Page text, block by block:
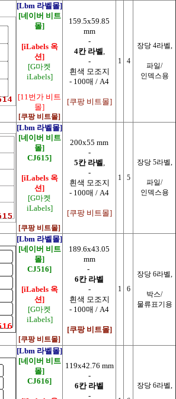
[Lbm 라벨몰]
[네이버 비트
몰]
[iLabels 옥
션]
[G마켓
iLabels]
[11번가 비트
몰]
[쿠팡 비트몰]
159.5x59.85
mm
-
4칸 라벨
-
흰색 모조지
- 100매 / A4
[쿠팡 비트몰]
1 4
장당 4라벨,
파일/
인덱스용
[Lbm 라벨몰]
[네이버 비트
몰]
CJ615]
[iLabels 옥
션]
[G마켓
iLabels]
[쿠팡 비트몰]
200x55 mm
-
5칸 라벨
-
흰색 모조지
- 100매 / A4
[쿠팡 비트몰]
1 5
장당 5라벨,
파일/
인덱스용
[Lbm 라벨몰]
[네이버 비트
몰]
CJ516]
[iLabels 옥
션]
[G마켓
iLabels]
[쿠팡 비트몰]
189.6x43.05
mm
-
6칸 라벨
-
흰색 모조지
- 100매 / A4
[쿠팡 비트몰]
1 6
장당 6라벨,
박스/
물류표기용
[Lbm 라벨몰]
[네이버 비트
몰]
CJ616]
119x42.76 mm
-
6칸 라벨
-
장당 6라벨,